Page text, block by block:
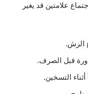
علامتين قد يغير
الرش.
قبل الصرف.
التسخين.